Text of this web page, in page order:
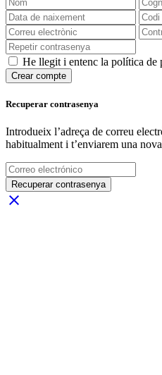
He llegit i entenc la política de
Crear compte
Recuperar contrasenya
Introdueix l’adreça de correu
habitualment i t’enviarem una
Recuperar contrasenya
close